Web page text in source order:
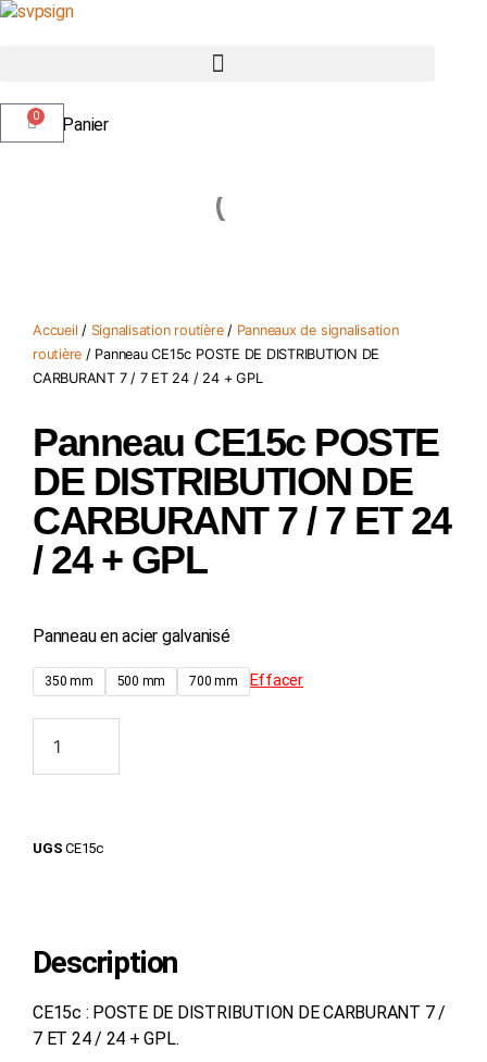
Panier
0
Accueil / Signalisation routière/ Panneaux de signalisation
routière / Panneau CE15c POSTE DE DISTRIBUTION DE
CARBURANT 7 / 7 ET 24 / 24 + GPL
Panneau CE15c POSTE
DE DISTRIBUTION DE
CARBURANT 7 / 7 ET 24
/ 24 + GPL
Panneau en acier galvanisé
350 mm 500 mm 700 mm Effacer
UGSCE15c
Description
CE15c : POSTE DE DISTRIBUTION DE CARBURANT 7 /
7 ET 24 / 24 + GPL.